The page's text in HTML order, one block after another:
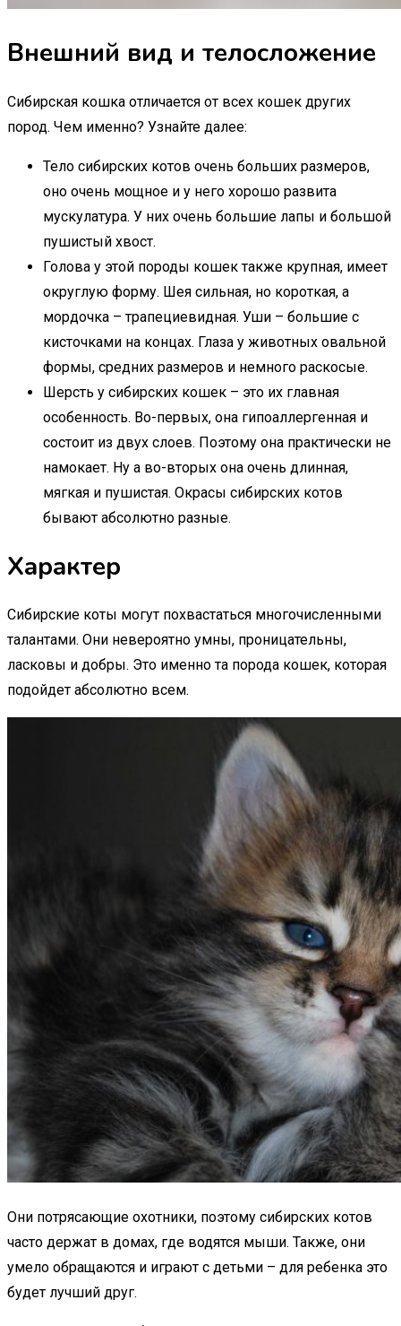
Внешний вид и телосложение
Сибирская кошка отличается от всех кошек других
пород. Чем именно? Узнайте далее:
Тело сибирских котов очень больших размеров,
оно очень мощное и у него хорошо развита
мускулатура. У них очень большие лапы и большой
пушистый хвост.
Голова у этой породы кошек также крупная, имеет
округлую форму. Шея сильная, но короткая, а
мордочка – трапециевидная. Уши – большие с
кисточками на концах. Глаза у животных овальной
формы, средних размеров и немного раскосые.
Шерсть у сибирских кошек – это их главная
особенность. Во-первых, она гипоаллергенная и
состоит из двух слоев. Поэтому она практически не
намокает. Ну а во-вторых она очень длинная,
мягкая и пушистая. Окрасы сибирских котов
бывают абсолютно разные.
Характер
Сибирские коты могут похвастаться многочисленными
талантами. Они невероятно умны, проницательны,
ласковы и добры. Это именно та порода кошек, которая
подойдет абсолютно всем.
Они потрясающие охотники, поэтому сибирских котов
часто держат в домах, где водятся мыши. Также, они
умело обращаются и играют с детьми – для ребенка это
будет лучший друг.